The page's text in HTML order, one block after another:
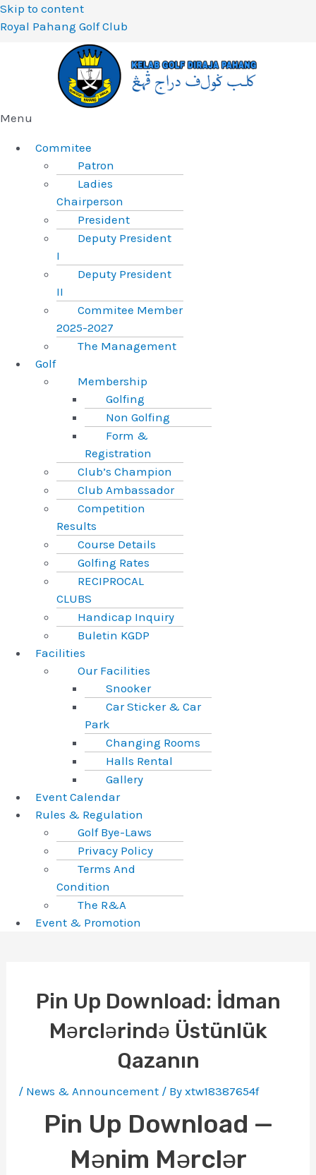
Skip to content
Royal Pahang Golf Club
Menu
Commitee
Patron
Ladies
Chairperson
President
Deputy President
I
Deputy President
II
Commitee Member
2025-2027
The Management
Golf
Membership
Golfing
Non Golfing
Form &
Registration
Club’s Champion
Club Ambassador
Competition
Results
Course Details
Golfing Rates
RECIPROCAL
CLUBS
Handicap Inquiry
Buletin KGDP
Facilities
Our Facilities
Snooker
Car Sticker & Car
Park
Changing Rooms
Halls Rental
Gallery
Event Calendar
Rules & Regulation
Golf Bye-Laws
Privacy Policy
Terms And
Condition
The R&A
Event & Promotion
Pin Up Download: İdman
Mərclərində Üstünlük
Qazanın
/ News & Announcement / Byxtw18387654f
Pin Up Download —
Mənim Mərclər